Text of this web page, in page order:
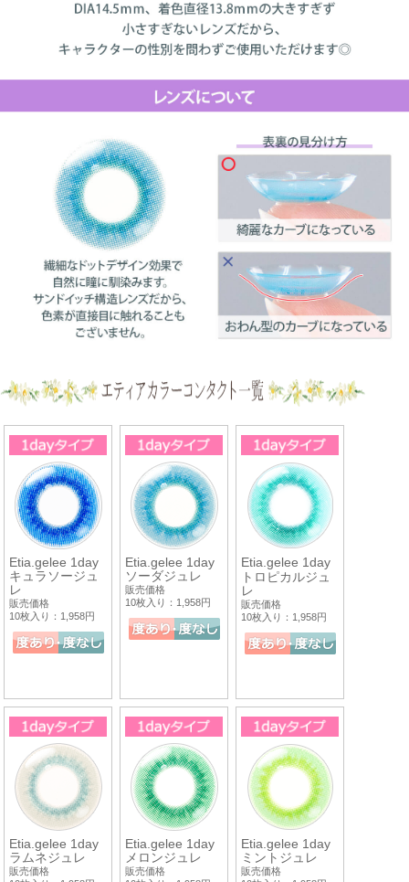
Etia.gelee 1day
キュラソージュ
レ
販売価格
10枚入り：1,958円
Etia.gelee 1day
ソーダジュレ
販売価格
10枚入り：1,958円
Etia.gelee 1day
トロピカルジュ
レ
販売価格
10枚入り：1,958円
Etia.gelee 1day
ラムネジュレ
販売価格
Etia.gelee 1day
メロンジュレ
販売価格
Etia.gelee 1day
ミントジュレ
販売価格